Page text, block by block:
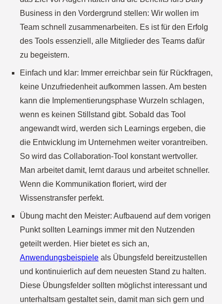
Business in den Vordergrund stellen: Wir wollen im
Team schnell zusammenarbeiten. Es ist für den Erfolg
des Tools essenziell, alle Mitglieder des Teams dafür
zu begeistern.
Einfach und klar: Immer erreichbar sein für Rückfragen,
keine Unzufriedenheit aufkommen lassen. Am besten
kann die Implementierungsphase Wurzeln schlagen,
wenn es keinen Stillstand gibt. Sobald das Tool
angewandt wird, werden sich Learnings ergeben, die
die Entwicklung im Unternehmen weiter vorantreiben.
So wird das Collaboration-Tool konstant wertvoller.
Man arbeitet damit, lernt daraus und arbeitet schneller.
Wenn die Kommunikation floriert, wird der
Wissenstransfer perfekt.
Übung macht den Meister: Aufbauend auf dem vorigen
Punkt sollten Learnings immer mit den Nutzenden
geteilt werden. Hier bietet es sich an,
Anwendungsbeispiele als Übungsfeld bereitzustellen
und kontinuierlich auf dem neuesten Stand zu halten.
Diese Übungsfelder sollten möglichst interessant und
unterhaltsam gestaltet sein, damit man sich gern und